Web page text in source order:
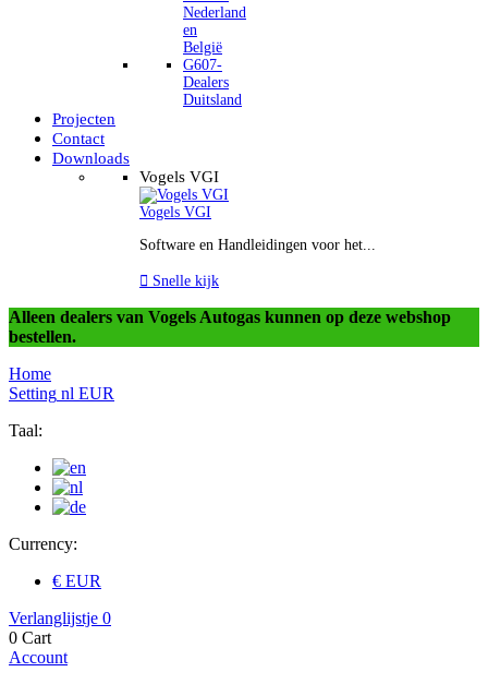
Nederland
en
België
G607-
Dealers
Duitsland
Projecten
Contact
Downloads
Vogels VGI
Vogels VGI
Software en Handleidingen voor het...
 Snelle kijk
Alleen dealers van Vogels Autogas kunnen op deze webshop
bestellen.
Home
Setting nl EUR
Taal:
Currency:
€ EUR
Verlanglijstje 0
0 Cart
Account